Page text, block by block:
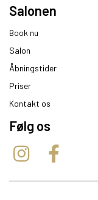
Salonen
Book nu
Salon
Åbningstider
Priser
Kontakt os
Følg os